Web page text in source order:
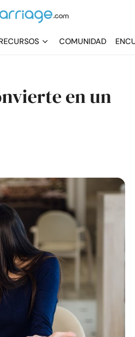
COMUNIDAD
en un